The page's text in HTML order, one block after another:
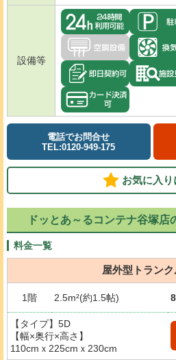
設備等
電話でお問合せ
TEL:0120-949-175
お気に入り
ドッとあ～るコンテナ谷塚店
料金一覧
屋外型トラン
1階 2.5m²(約1.5帖)
【タイプ】5D
【幅×奥行×高さ】
110cmｘ225cmｘ230cm